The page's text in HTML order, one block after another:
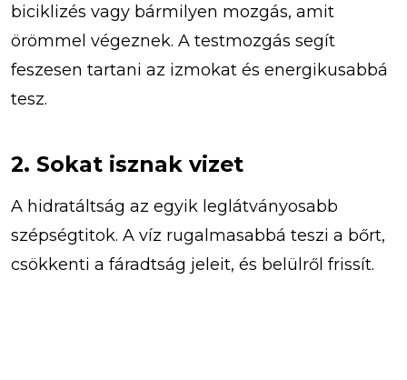
biciklizés vagy bármilyen mozgás, amit
örömmel végeznek. A testmozgás segít
feszesen tartani az izmokat és energikusabbá
tesz.
2. Sokat isznak vizet
A hidratáltság az egyik leglátványosabb
szépségtitok. A víz rugalmasabbá teszi a bőrt,
csökkenti a fáradtság jeleit, és belülről frissít.